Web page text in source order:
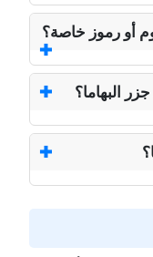
أو رموز خاصة؟
البهاما؟